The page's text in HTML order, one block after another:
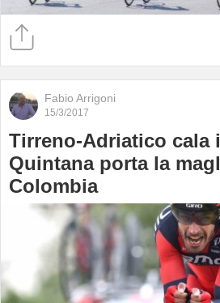
Fabio Arrigoni
15/3/2017
Tirreno-Adriatico cala
Quintana porta la
Colombia